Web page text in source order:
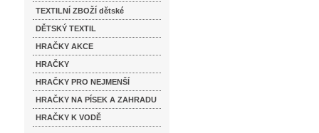
TEXTILNÍ ZBOŽÍ dětské
DĚTSKÝ TEXTIL
HRAČKY AKCE
HRAČKY
HRAČKY PRO NEJMENŠÍ
HRAČKY NA PÍSEK A ZAHRADU
HRAČKY K VODĚ